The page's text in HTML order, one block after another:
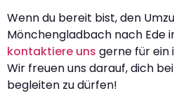
Wenn du bereit bist, den
Mönchengladbach nach Ede
kontaktiere uns gerne für ein
Wir freuen uns darauf, dich
begleiten zu dürfen!